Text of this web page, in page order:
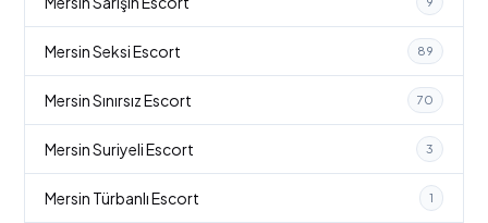
Mersin Seksi Escort 89
Mersin Sınırsız Escort 70
Mersin Suriyeli Escort 3
Mersin Türbanlı Escort 1